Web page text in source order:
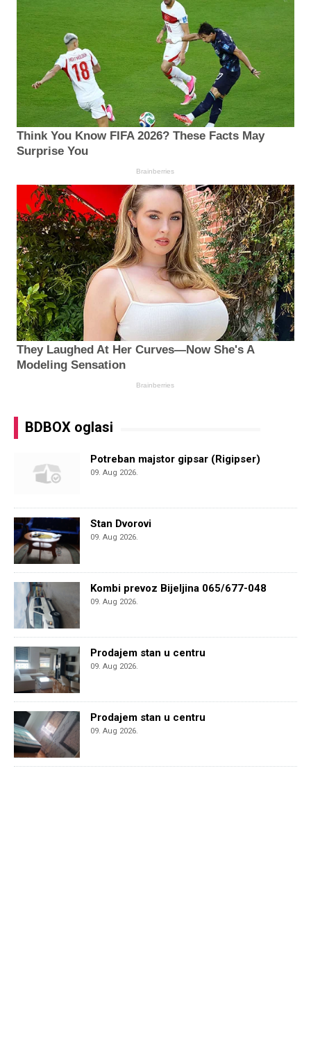
BDBOX oglasi
Potreban majstor gipsar (Rigipser)
09. Aug 2026.
Stan Dvorovi
09. Aug 2026.
Kombi prevoz Bijeljina 065/677-048
09. Aug 2026.
Prodajem stan u centru
09. Aug 2026.
Prodajem stan u centru
09. Aug 2026.